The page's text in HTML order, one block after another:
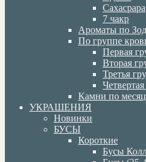
Сахасрара
7 чакр
Ароматы по
По группе
Первая
Вторая
Третья
Камни по
УКРАШЕНИЯ
Новинки
БУСЫ
Короткие
Бусы